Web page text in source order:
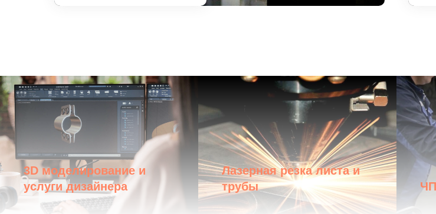
3D моделирование и
услуги дизайнера
Лазерная резка листа и
трубы